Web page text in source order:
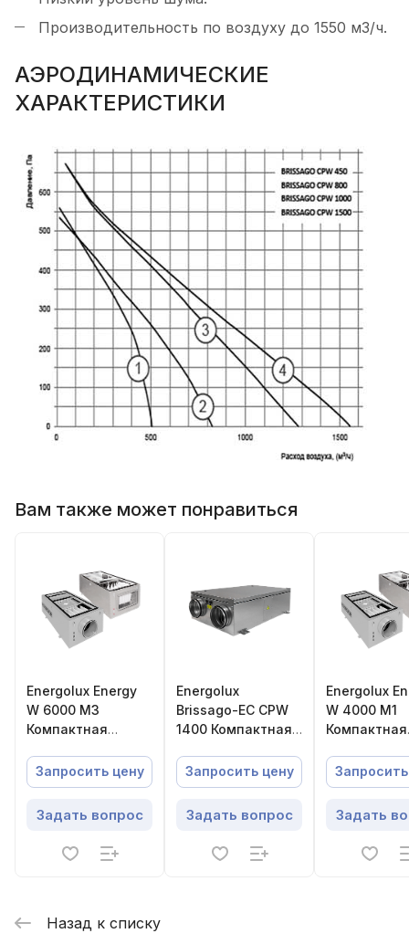
Производительность по воздуху до 1550 м3/ч.
АЭРОДИНАМИЧЕСКИЕ
ХАРАКТЕРИСТИКИ
Вам также может понравиться
Energolux Energy
W 6000 M3
Компактная
установка
Запросить цену
Задать вопрос
Energolux
Brissago-EC CPW
1400 Компактная
вытяжная
установка с
рекуператором
Запросить цену
Задать вопрос
Energolux
W 4000 M1
Компактная
установка
Задать
Назад к списку